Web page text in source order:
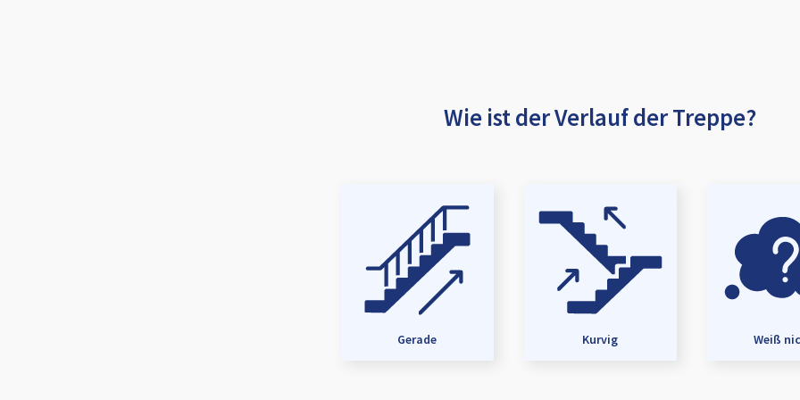
Wie ist der Verlauf der Treppe?
Gerade Kurvig Weiß